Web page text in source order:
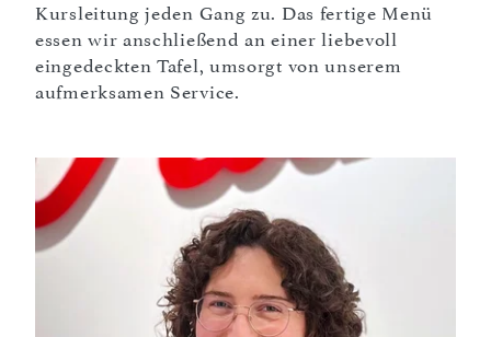
Kursleitung jeden Gang zu. Das fertige Menü
essen wir anschließend an einer liebevoll
eingedeckten Tafel, umsorgt von unserem
aufmerksamen Service.